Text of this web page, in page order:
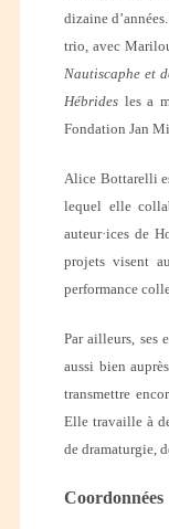
dizaine
trio, avec
Nautiscaphe et
Hébridesles a
Fondation Jan
Alice Bottarelli
lequel elle
auteur·ices de
projets visent
performance
Par ailleurs, ses
aussi bien
transmettre
Elle travaille à
de dramaturgie,
Coordonnées